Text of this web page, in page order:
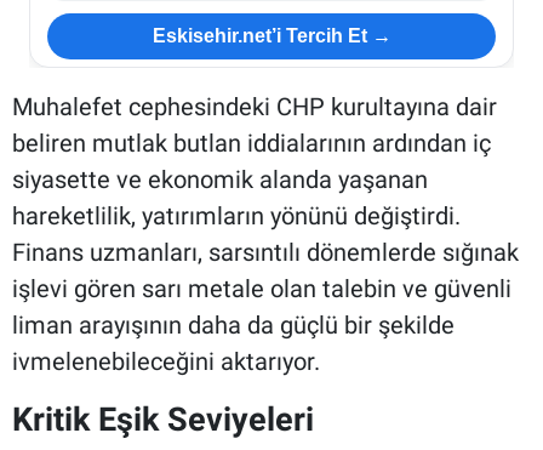
Eskisehir.net’i Tercih Et →
Muhalefet cephesindeki CHP kurultayına dair
beliren mutlak butlan iddialarının ardından iç
siyasette ve ekonomik alanda yaşanan
hareketlilik, yatırımların yönünü değiştirdi.
Finans uzmanları, sarsıntılı dönemlerde sığınak
işlevi gören sarı metale olan talebin ve güvenli
liman arayışının daha da güçlü bir şekilde
ivmelenebileceğini aktarıyor.
Kritik Eşik Seviyeleri